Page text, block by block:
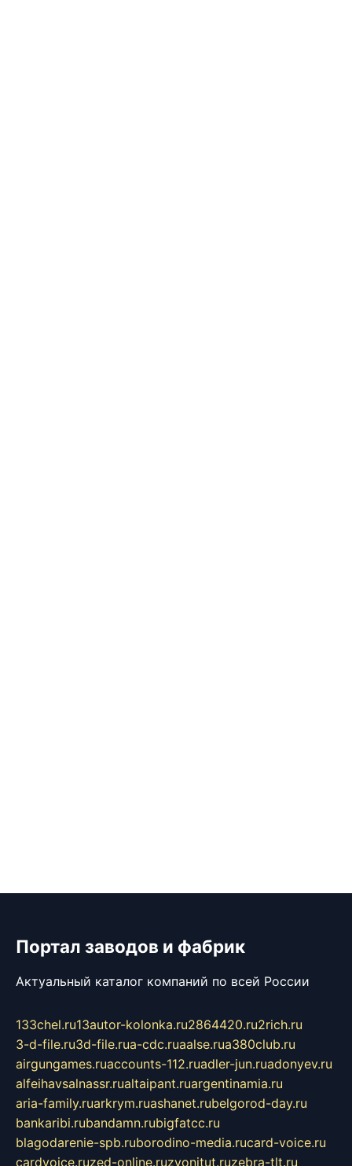
Портал заводов и фабрик
Актуальный каталог компаний по всей России
133chel.ru13autor-kolonka.ru2864420.ru2rich.ru
3-d-file.ru3d-file.rua-cdc.ruaalse.rua380club.ru
airgungames.ruaccounts-112.ruadler-jun.ruadonyev.ru
alfeihavsalnassr.rualtaipant.ruargentinamia.ru
aria-family.ruarkrym.ruashanet.rubelgorod-day.ru
bankaribi.rubandamn.rubigfatcc.ru
blagodarenie-spb.ruborodino-media.rucard-voice.ru
cardvoice.ruzed-online.ruzvonitut.ruzebra-tlt.ru